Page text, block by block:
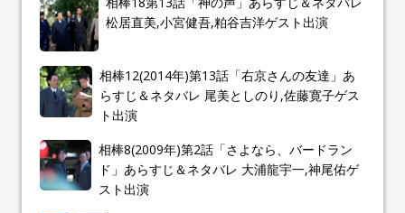
松居直美,小宮健吾,粕谷吉洋ゲスト出演
相棒12(2014年)第13話「右京さんの友達」あ
らすじ＆ネタバレ 尾美としのり,佐藤寛子ゲス
ト出演
相棒8(2009年)第2話「さよなら、バードラン
ド」あらすじ＆ネタバレ 大浦龍宇一,神尾佑ゲ
スト出演